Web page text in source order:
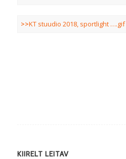
>>KT stuudio 2018, sportlight ….gif
KIIRELT LEITAV